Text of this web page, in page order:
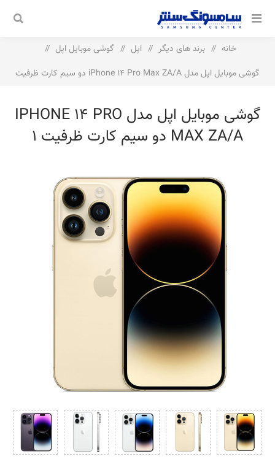
خانه / برند های دیگر / اپل / گوشی موبایل اپل
/
گوشی موبایل اپل مدل iPhone 14 Pro Max ZA/A دو سیم‌ کارت ظرفیت
گوشی موبایل اپل مدل IPHONE 14 PRO
MAX ZA/A دو سیم‌ کارت ظرفیت 1